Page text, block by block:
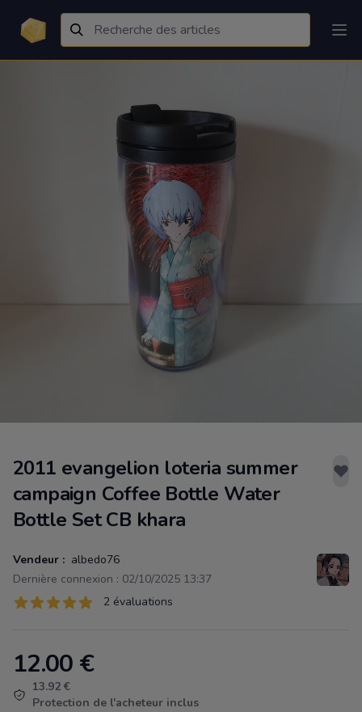
2011 evangelion loteria summer
campaign Coffee Bottle Water
Bottle Set CB khara
Vendeur : albedo76
Dernière connexion : 02/10/2025 13:37
Évaluations
2 sur 5 étoiles 2 évaluations
Product information
12.00 €
13.92 €
Protection de l'acheteur inclus